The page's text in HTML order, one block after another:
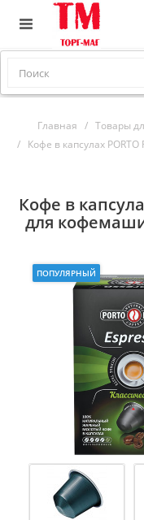
Главная Товары
Кофе в капсулах
Кофе в
для
ПОПУЛЯРНЫЙ